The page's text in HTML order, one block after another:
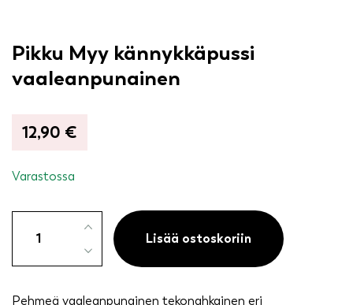
Pikku Myy kännykkäpussi
vaaleanpunainen
12,90 €
Varastossa
kännykkäpussi
määrä
Lisää ostoskoriin
Pehmeä vaaleanpunainen tekonahkainen eri